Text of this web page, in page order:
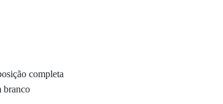
completa
branco